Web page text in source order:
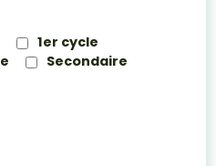
1er cycle
Secondaire